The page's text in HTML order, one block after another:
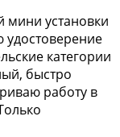
установки
категории
быстро
работу в